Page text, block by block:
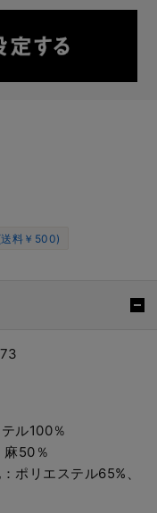
料￥500)
ル100％
麻50％
ポリエステル65%、